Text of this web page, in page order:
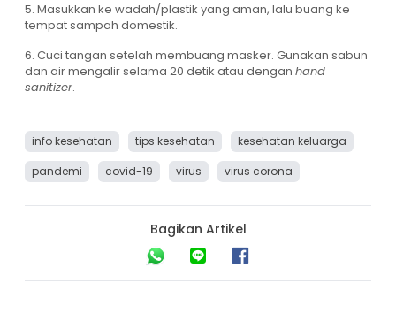
5. Masukkan ke wadah/plastik yang aman, lalu buang ke
tempat sampah domestik.
6. Cuci tangan setelah membuang masker. Gunakan sabun
dan air mengalir selama 20 detik atau dengan hand
sanitizer.
info kesehatan tips kesehatan
kesehatan keluarga
pandemi
covid-19 virus virus corona
Bagikan Artikel